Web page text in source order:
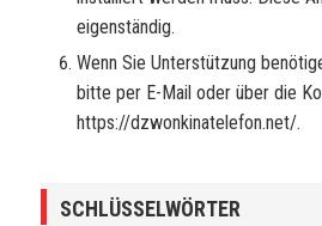
eigenständig.
Wenn Sie Unterstützung
bitte per E-Mail oder über die
https://dzwonkinatelefon.net/.
SCHLÜSSELWÖRTER